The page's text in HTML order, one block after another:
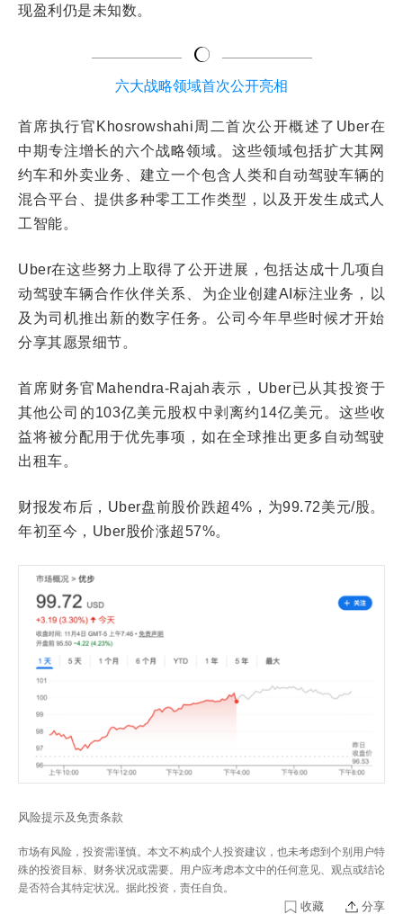
现盈利仍是未知数。
六大战略领域首次公开亮相
首席执行官Khosrowshahi周二首次公开概述了Uber在
中期专注增长的六个战略领域。这些领域包括扩大其网
约车和外卖业务、建立一个包含人类和自动驾驶车辆的
混合平台、提供多种零工工作类型，以及开发生成式人
工智能。
Uber在这些努力上取得了公开进展，包括达成十几项自
动驾驶车辆合作伙伴关系、为企业创建AI标注业务，以
及为司机推出新的数字任务。公司今年早些时候才开始
分享其愿景细节。
首席财务官Mahendra-Rajah表示，Uber已从其投资于
其他公司的103亿美元股权中剥离约14亿美元。这些收
益将被分配用于优先事项，如在全球推出更多自动驾驶
出租车。
财报发布后，Uber盘前股价跌超4%，为99.72美元/股。
年初至今，Uber股价涨超57%。
风险提示及免责条款
市场有风险，投资需谨慎。本文不构成个人投资建议，也未考虑到个别用户特
殊的投资目标、财务状况或需要。用户应考虑本文中的任何意见、观点或结论
是否符合其特定状况。据此投资，责任自负。
收藏 分享